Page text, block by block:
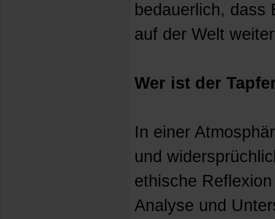
bedauerlich, dass
auf der Welt
Wer ist der
In einer
und
ethische
Analyse und